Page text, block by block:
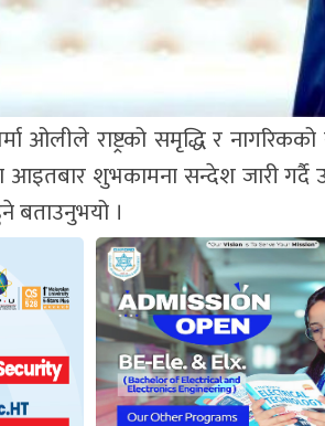
ओलीले राष्ट्रको समृद्धि र
शुभकामना सन्देश जारी गर्दै
बताउनुभयो ।